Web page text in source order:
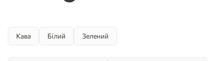
Кава Білий Зелений